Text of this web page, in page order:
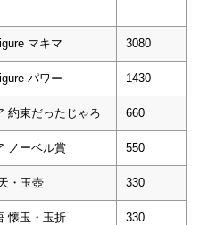
マキマ 3080
パワー 1430
約束だったじゃろ 660
ノーベル賞 550
・玉壺 330
懐玉・玉折
330